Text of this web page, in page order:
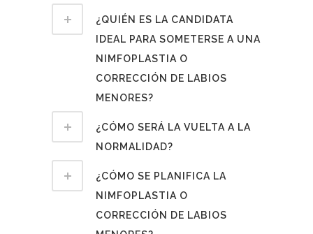
¿QUIÉN ES LA CANDIDATA
IDEAL PARA SOMETERSE A UNA
NIMFOPLASTIA O
CORRECCIÓN DE LABIOS
MENORES?
¿CÓMO SERÁ LA VUELTA A LA
NORMALIDAD?
¿CÓMO SE PLANIFICA LA
NIMFOPLASTIA O
CORRECCIÓN DE LABIOS